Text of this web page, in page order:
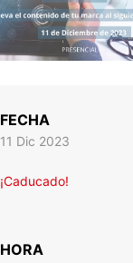
FECHA
11 Dic 2023
¡Caducado!
HORA